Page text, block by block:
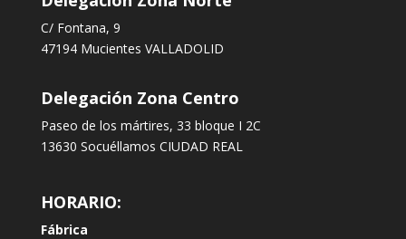
C/ Fontana, 9
47194 Mucientes VALLADOLID
Delegación Zona Centro
Paseo de los mártires, 33 bloque I 2C
13630 Socuéllamos CIUDAD REAL
HORARIO:
Fábrica